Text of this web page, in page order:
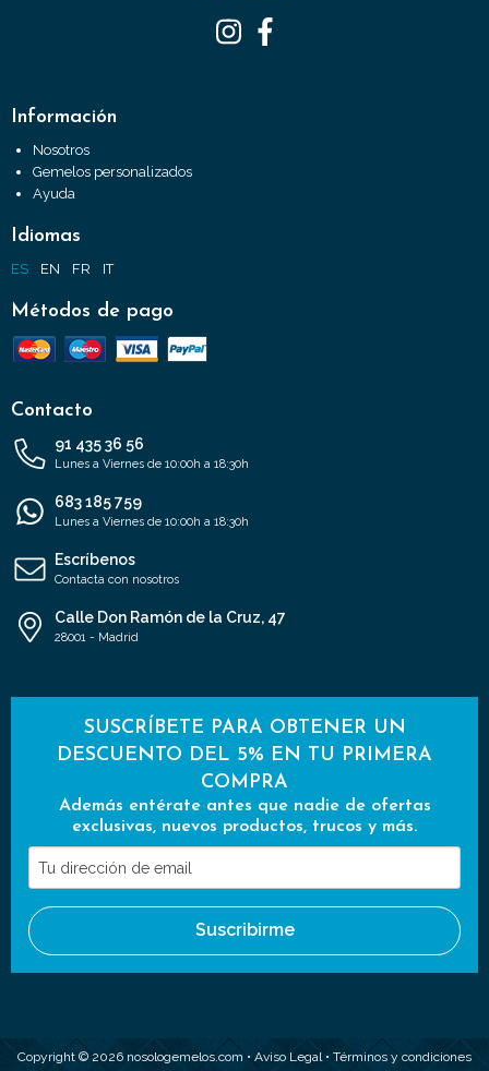
Información
Nosotros
Gemelos personalizados
Ayuda
Idiomas
ES EN FR IT
Métodos de pago
Contacto
91 435 36 56
Lunes a Viernes de 10:00h a 18:30h
683 185 759
Lunes a Viernes de 10:00h a 18:30h
Escríbenos
Contacta con nosotros
Calle Don Ramón de la Cruz, 47
28001 - Madrid
SUSCRÍBETE PARA OBTENER UN
DESCUENTO DEL 5% EN TU PRIMERA
COMPRA
Además entérate antes que nadie de ofertas
exclusivas, nuevos productos, trucos y más.
Tu
dirección
de
email
Suscribirme
Copyright © 2026 nosologemelos.com • Aviso Legal • Términos y condiciones